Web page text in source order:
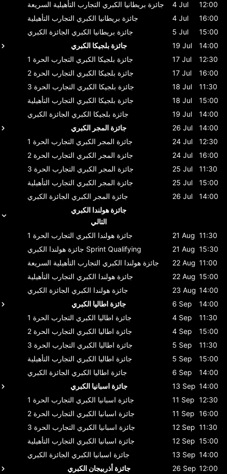
جائزة بريطانيا الكبري التجارب التأهيلية السريعة 4 Jul
12:00
جائزة بريطانيا الكبري التجارب التأهيلية 4 Jul
16:00
جائزة بريطانيا الكبري الجائزة الكبري 5 Jul
15:00
جائزة بلجيكا الكبري
19 Jul
14:00
جائزة بلجيكا الكبري التجارب الحرة 1 17 Jul
12:30
جائزة بلجيكا الكبري التجارب الحرة 2 17 Jul
16:00
جائزة بلجيكا الكبري التجارب الحرة 3 18 Jul
11:30
جائزة بلجيكا الكبري التجارب التأهيلية 18 Jul
15:00
جائزة بلجيكا الكبري الجائزة الكبري 19 Jul
14:00
جائزة المجر الكبري
26 Jul
14:00
جائزة المجر الكبري التجارب الحرة 1 24 Jul
12:30
جائزة المجر الكبري التجارب الحرة 2 24 Jul
16:00
جائزة المجر الكبري التجارب الحرة 3 25 Jul
11:30
جائزة المجر الكبري التجارب التأهيلية 25 Jul
15:00
جائزة المجر الكبري الجائزة الكبري 26 Jul
14:00
جائزة هولندا الكبري
التالي
جائزة هولندا الكبري التجارب الحرة 1 21 Aug 11:30
جائزة هولندا الكبري Sprint Qualifying 21 Aug 15:30
جائزة هولندا الكبري التجارب التأهيلية السريعة 22 Aug 11:00
جائزة هولندا الكبري التجارب التأهيلية 22 Aug 15:00
جائزة هولندا الكبري الجائزة الكبري 23 Aug 14:00
جائزة اطاليا الكبري
6 Sep
14:00
جائزة اطاليا الكبري التجارب الحرة 1 4 Sep
11:30
جائزة اطاليا الكبري التجارب الحرة 2 4 Sep
15:00
جائزة اطاليا الكبري التجارب الحرة 3 5 Sep
11:30
جائزة اطاليا الكبري التجارب التأهيلية 5 Sep
15:00
جائزة اطاليا الكبري الجائزة الكبري 6 Sep
14:00
جائزة اسبانيا الكبري
13 Sep 14:00
جائزة اسبانيا الكبري التجارب الحرة 1 11 Sep 12:30
جائزة اسبانيا الكبري التجارب الحرة 2 11 Sep 16:00
جائزة اسبانيا الكبري التجارب الحرة 3 12 Sep 11:30
جائزة اسبانيا الكبري التجارب التأهيلية 12 Sep 15:00
جائزة اسبانيا الكبري الجائزة الكبري 13 Sep 14:00
جائزة أذربيجان الكبري
26 Sep 12:00